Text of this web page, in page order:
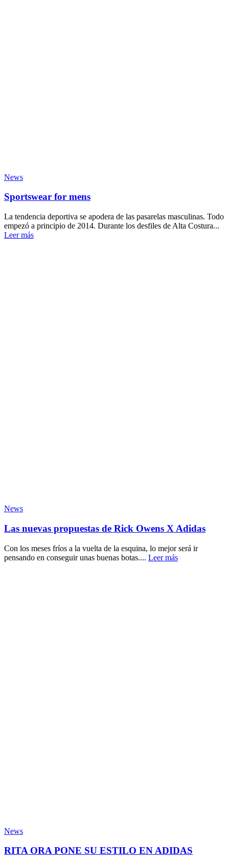
News
Sportswear for mens
La tendencia deportiva se apodera de las pasarelas masculinas. Todo
empezó a principio de 2014. Durante los desfiles de Alta Costura...
Leer más
News
Las nuevas propuestas de Rick Owens X Adidas
Con los meses fríos a la vuelta de la esquina, lo mejor será ir
pensando en conseguir unas buenas botas.... Leer más
News
RITA ORA PONE SU ESTILO EN ADIDAS